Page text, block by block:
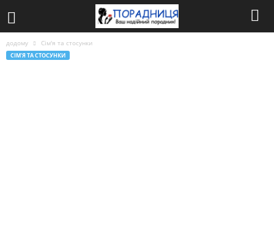
додому Сім'я та стосунки
СІМ'Я ТА СТОСУНКИ